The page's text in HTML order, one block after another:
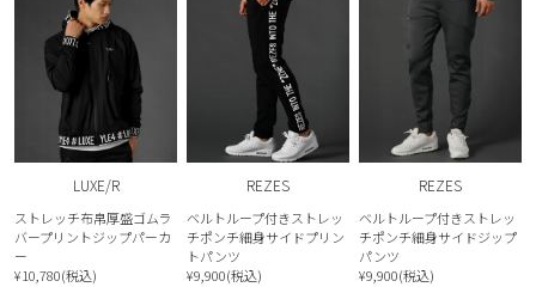
LUXE/R
ストレッチ布帛厚盛ゴムラ
バープリントジップパーカ
ー
¥10,780(税込)
REZES
ベルトループ付きストレッ
チポンチ細身サイドプリン
トパンツ
¥9,900(税込)
REZES
ベルトループ付きストレッ
チポンチ細身サイドジップ
パンツ
¥9,900(税込)